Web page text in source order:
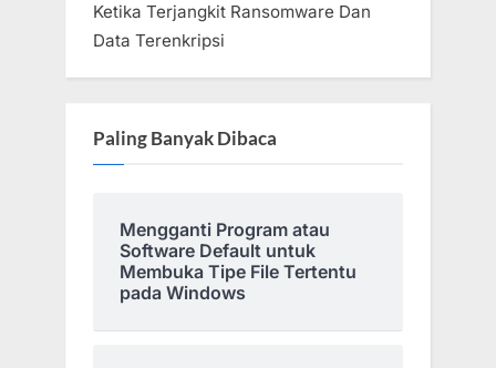
Ketika Terjangkit Ransomware Dan
Data Terenkripsi
Paling Banyak Dibaca
Mengganti Program atau
Software Default untuk
Membuka Tipe File Tertentu
pada Windows